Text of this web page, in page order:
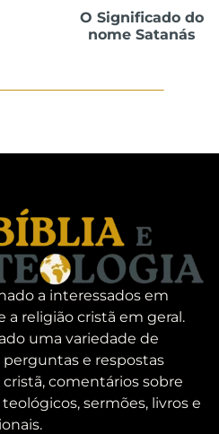
O Significado do
nome Satanás
a interessados em
a religião cristã em geral.
uma variedade de
e respostas
comentários sobre
sermões, livros e